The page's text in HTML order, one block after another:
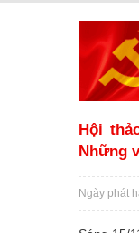
Hội
Những
Ngày phát